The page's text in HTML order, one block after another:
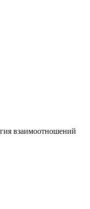
взаимоотношений